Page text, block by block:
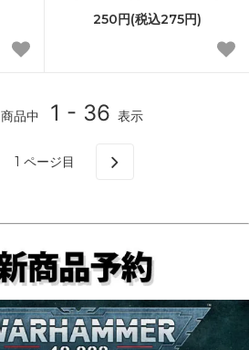
250円(税込275円)
商品中 1 - 36 表示
1 ページ目